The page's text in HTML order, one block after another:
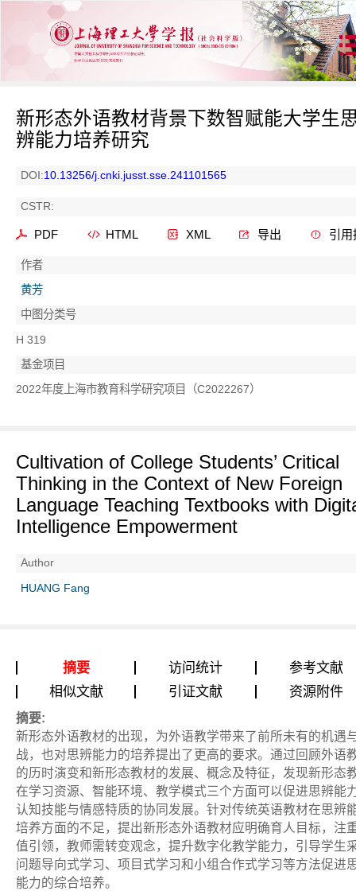
新形态外语教材背景下数智赋能大学生
辨能力培养研究
DOI:10.13256/j.cnki.jusst.sse.241101565
CSTR:
PDF HTML XML 导出 引用
作者
黄芳
中图分类号
H 319
基金项目
2022年度上海市教育科学研究项目（C2022267）
Cultivation of College Students’ Critical
Thinking in the Context of New Foreign
Language Teaching Textbooks with
Intelligence Empowerment
Author
HUANG Fang
摘要 访问统计
参考文献
相似文献
引证文献 资源附件
摘要:
新形态外语教材的出现，为外语教学带来了前所未有的机遇
战，也对思辨能力的培养提出了更高的要求。通过回顾外语
的历时演变和新形态教材的发展、概念及特征，发现新形态
在学习资源、智能环境、教学模式三个方面可以促进思辨能
认知技能与情感特质的协同发展。针对传统英语教材在思辨
培养方面的不足，提出新形态外语教材应明确育人目标，注
值引领，教师需转变观念，提升数字化教学能力，引导学生
问题导向式学习、项目式学习和小组合作式学习等方法促进
能力的综合培养。